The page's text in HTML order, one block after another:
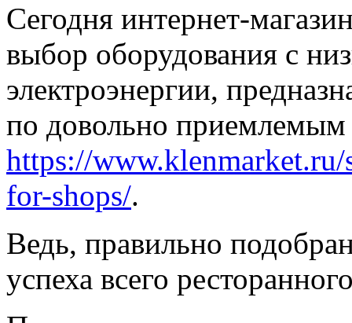
Сегодня интернет-
выбор оборудования с
электроэнергии,
по довольно
https://
for-shops/.
Ведь, правильно
успеха всего